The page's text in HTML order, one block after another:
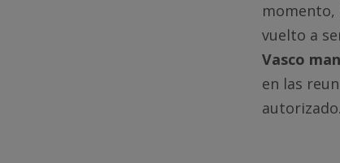
momento,
vuelto a
Vasco
en las